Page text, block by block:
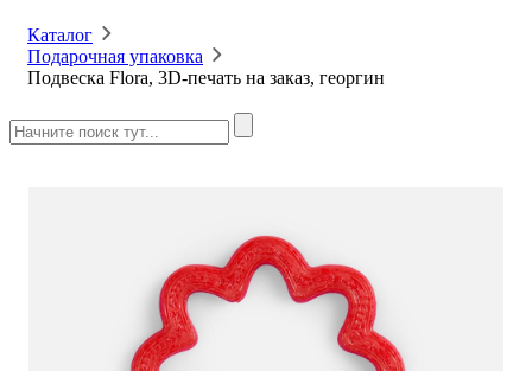
Каталог
Подарочная упаковка
Подвеска Flora, 3D-печать на заказ, георгин